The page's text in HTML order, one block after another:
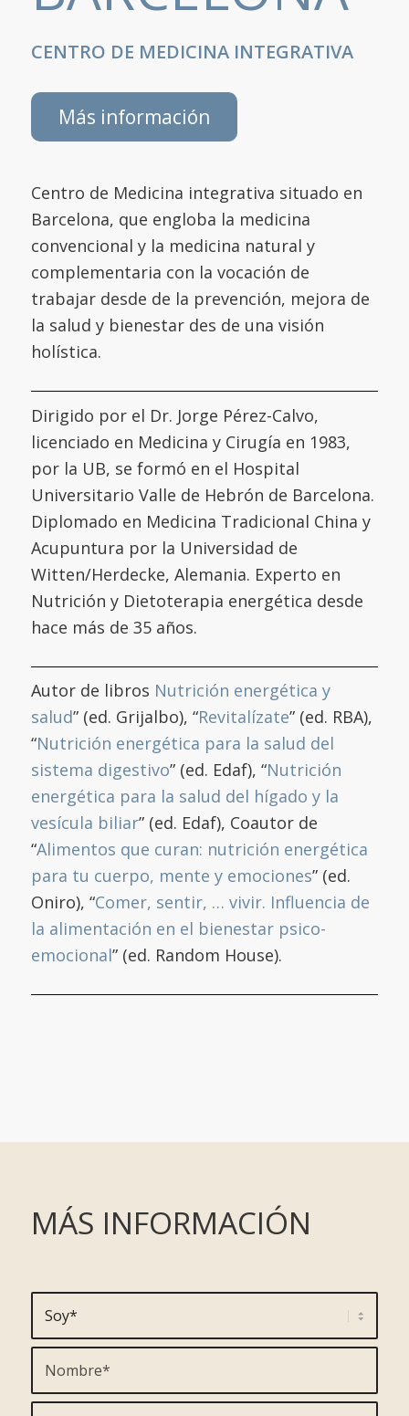
CENTRO DE MEDICINA INTEGRATIVA
Más información
Centro de Medicina integrativa situado en
Barcelona, que engloba la medicina
convencional y la medicina natural y
complementaria con la vocación de
trabajar desde de la prevención, mejora de
la salud y bienestar des de una visión
holística.
Dirigido por el Dr. Jorge Pérez-Calvo,
licenciado en Medicina y Cirugía en 1983,
por la UB, se formó en el Hospital
Universitario Valle de Hebrón de Barcelona.
Diplomado en Medicina Tradicional China y
Acupuntura por la Universidad de
Witten/Herdecke, Alemania. Experto en
Nutrición y Dietoterapia energética desde
hace más de 35 años.
Autor de libros Nutrición energética y
salud” (ed. Grijalbo), “Revitalízate” (ed. RBA),
“Nutrición energética para la salud del
sistema digestivo” (ed. Edaf), “Nutrición
energética para la salud del hígado y la
vesícula biliar” (ed. Edaf), Coautor de
“Alimentos que curan: nutrición energética
para tu cuerpo, mente y emociones” (ed.
Oniro), “Comer, sentir, … vivir. Influencia de
la alimentación en el bienestar psico-
emocional” (ed. Random House).
MÁS INFORMACIÓN